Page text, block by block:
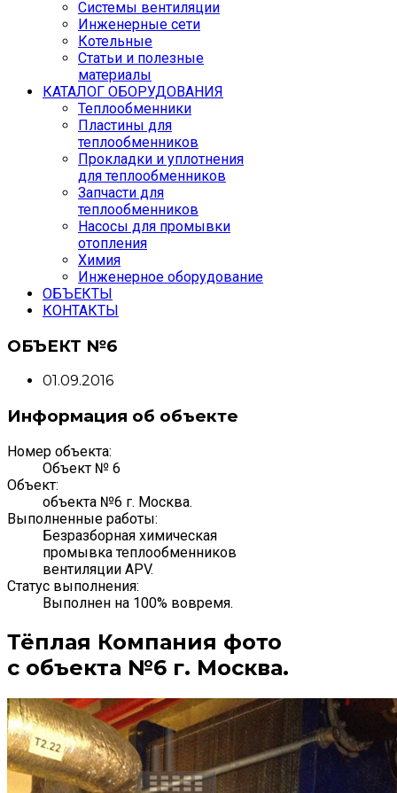
Системы вентиляции
Инженерные сети
Котельные
Статьи и полезные
материалы
КАТАЛОГ ОБОРУДОВАНИЯ
Теплообменники
Пластины для
теплообменников
Прокладки и уплотнения
для теплообменников
Запчасти для
теплообменников
Насосы для промывки
отопления
Химия
Инженерное оборудование
ОБЪЕКТЫ
КОНТАКТЫ
ОБЪЕКТ №6
01.09.2016
Информация об объекте
Номер объекта:
Объект № 6
Объект:
объекта №6 г. Москва.
Выполненные работы:
Безразборная химическая
промывка теплообменников
вентиляции APV.
Статус выполнения:
Выполнен на 100% вовремя.
Тёплая Компания фото
с объекта №6 г. Москва.